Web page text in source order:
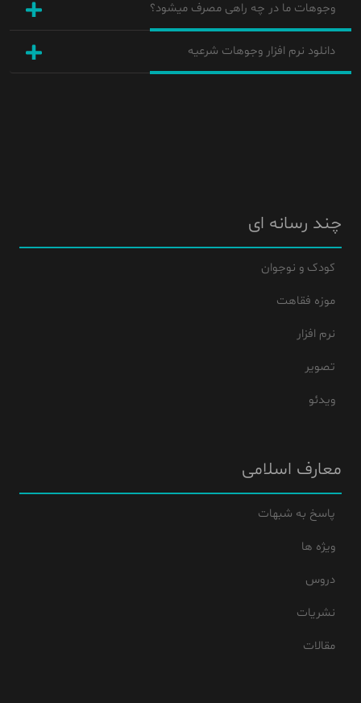
وجوهات ما در چه راهی مصرف میشود؟
دانلود نرم افزار وجوهات شرعیه
چند رسانه ای
کودک و نوجوان
موزه فقاهت
نرم افزار
تصویر
ویدئو
معارف اسلامی
پاسخ به شبهات
ویژه ها
دروس
نشریات
مقالات